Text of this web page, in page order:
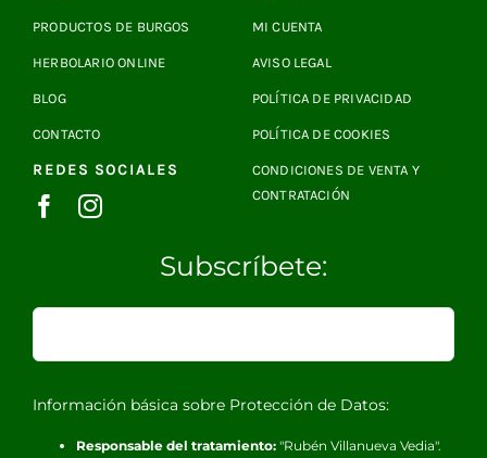
PRODUCTOS DE BURGOS
HERBOLARIO ONLINE
BLOG
CONTACTO
REDES SOCIALES
MI CUENTA
AVISO LEGAL
POLÍTICA DE PRIVACIDAD
POLÍTICA DE COOKIES
CONDICIONES DE VENTA Y
CONTRATACIÓN
Subscríbete:
Información básica sobre Protección de Datos:
Responsable del tratamiento:"Rubén Villanueva Vedia".